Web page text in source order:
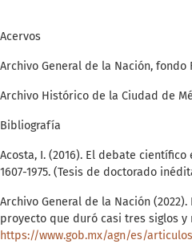
Acervos
Archivo General de la Nación, fondo
Archivo Histórico de la Ciudad de
Bibliografía
Acosta, I. (2016). El debate
1607-1975. (Tesis de doctorado
Archivo General de la Nación
proyecto que duró casi tres siglos y
https://www.gob.mx/agn/es/